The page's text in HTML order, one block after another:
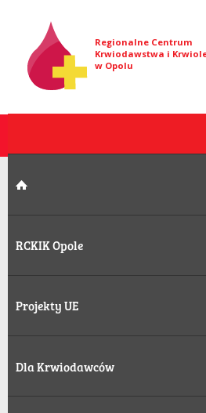
Regionalne Centrum
Krwiodawstwa i
w Opolu
RCKIK Opole
Projekty UE
Dla Krwiodawców